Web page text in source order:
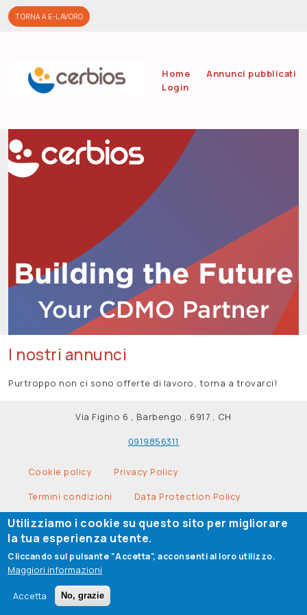
Salta al contenuto principale
TORNA A E-LAVORO
Home
Annunci pubblicati
Login
I nostri annunci
Purtroppo non ci sono offerte di lavoro, torna a trovarci!
Via Figino 6 , Barbengo , 6917 , CH
0919856311
Legal Info
Cookie policy
Privacy Policy
Termini condizioni
Data Protection Policy
Legal Information
© 2026 -AITI Servizi SAtutti i diritti riservati
Utilizziamo i cookie su questo sito per migliorare
la tua esperienza utente.
Cliccando sul pulsante "Accetta", acconsenti al loro utilizzo.
Maggiori informazioni
Accetta No, grazie